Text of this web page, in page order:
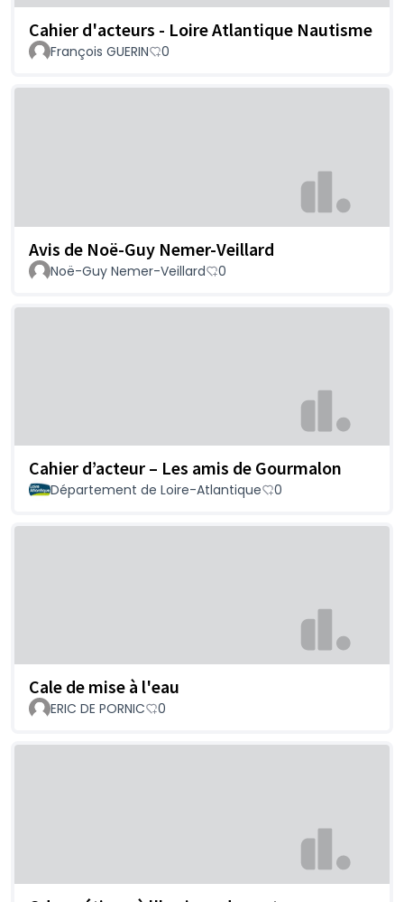
Cahier d'acteurs - Loire Atlantique Nautisme
François GUERIN 0
Avis de Noë-Guy Nemer-Veillard
Noë-Guy Nemer-Veillard 0
Cahier d’acteur – Les amis de Gourmalon
Département de Loire-Atlantique 0
Cale de mise à l'eau
ERIC DE PORNIC 0